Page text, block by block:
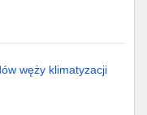
węży klimatyzacji